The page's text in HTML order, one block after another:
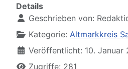
Details
Geschrieben von:
Kategorie: Altmarkkreis
Veröffentlicht: 10. Januar
Zugriffe: 281